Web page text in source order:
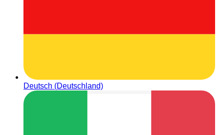
Deutsch (Deutschland)